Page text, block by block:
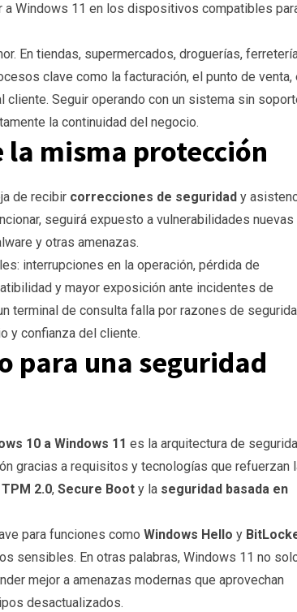
a Windows 11 en los dispositivos compatibles
En tiendas, supermercados, droguerías,
clave como la facturación, el punto de venta,
Seguir operando con un sistema sin
la continuidad del negocio.
la misma protección
de recibir correcciones de seguridad y
seguirá expuesto a vulnerabilidades
y otras amenazas.
interrupciones en la operación, pérdida de
y mayor exposición ante incidentes de
terminal de consulta falla por razones de
y confianza del cliente.
para una seguridad
10 a Windows 11 es la arquitectura de
gracias a requisitos y tecnologías que refuerzan
TPM 2.0, Secure Boot y la seguridad basada en
para funciones como Windows Hello y
sensibles. En otras palabras, Windows 11 no
mejor a amenazas modernas que aprovechan
desactualizados.